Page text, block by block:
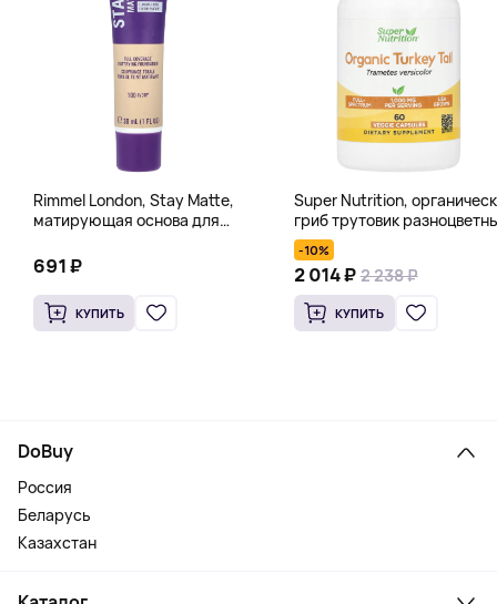
Rimmel London, Stay Matte,
матирующая основа для
оттенков слоновой кости, 30
мл (1 жидк. унц.)
691 ₽
КУПИТЬ
Super Nutrition,
гриб трутовик
60 растительных капсул
-10%
2 014 ₽ 2 238 ₽
КУПИТЬ
DoBuy
Россия
Беларусь
Казахстан